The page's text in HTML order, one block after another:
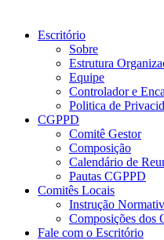
Escritório
Sobre
Estrutura
Equipe
Controlador e
Politica de
CGPPD
Comitê Gestor
Composição
Calendário de
Pautas CGPPD
Comitês Locais
Instrução
Composições dos
Fale com o Escritório